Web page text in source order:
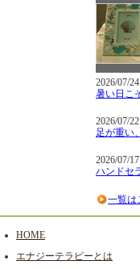
2026/07/24
暑い日こ
2026/07/22
足が重い
2026/07/17
ハンドセ
一覧は
HOME
エナジーテラピーとは